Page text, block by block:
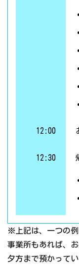
12:00
12:30
※上記は、一つの
事業所もあれば、
夕方まで預かって